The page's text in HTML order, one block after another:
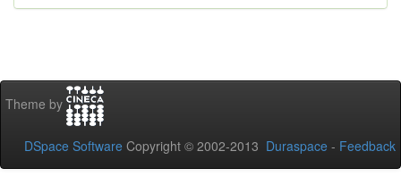
Theme by
DSpace Software Copyright © 2002-2013 Duraspace - Feedback